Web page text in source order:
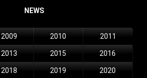
NEWS
2009 2010 2011
2013 2015 2016
2018 2019 2020